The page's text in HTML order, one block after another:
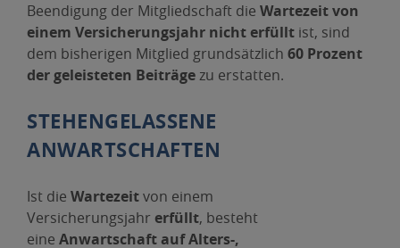
Beendigung der Mitgliedschaft die Wartezeit von
einem Versicherungsjahr nicht erfüllt ist, sind
dem bisherigen Mitglied grundsätzlich 60 Prozent
der geleisteten Beiträgezu erstatten.
STEHENGELASSENE
ANWARTSCHAFTEN
Ist die Wartezeitvon einem
Versicherungsjahr erfüllt, besteht
eine Anwartschaft auf Alters-,